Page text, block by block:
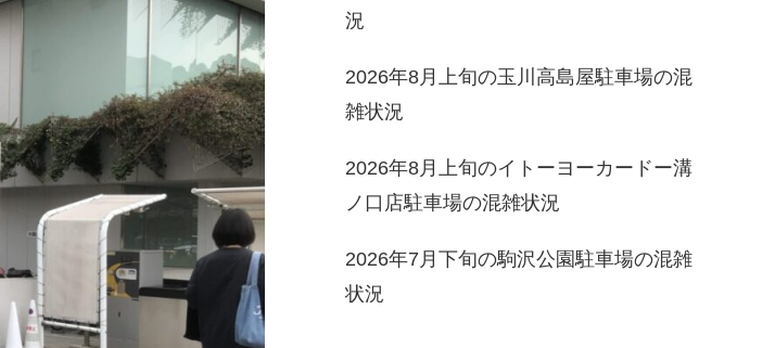
況
2026年8月上旬の玉川高島屋駐車場の混
雑状況
2026年8月上旬のイトーヨーカードー溝
ノ口店駐車場の混雑状況
2026年7月下旬の駒沢公園駐車場の混雑
状況